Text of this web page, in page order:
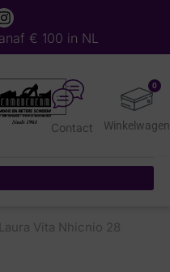
€ 100 in NL
0
Contact
Vita Nhicnio 28